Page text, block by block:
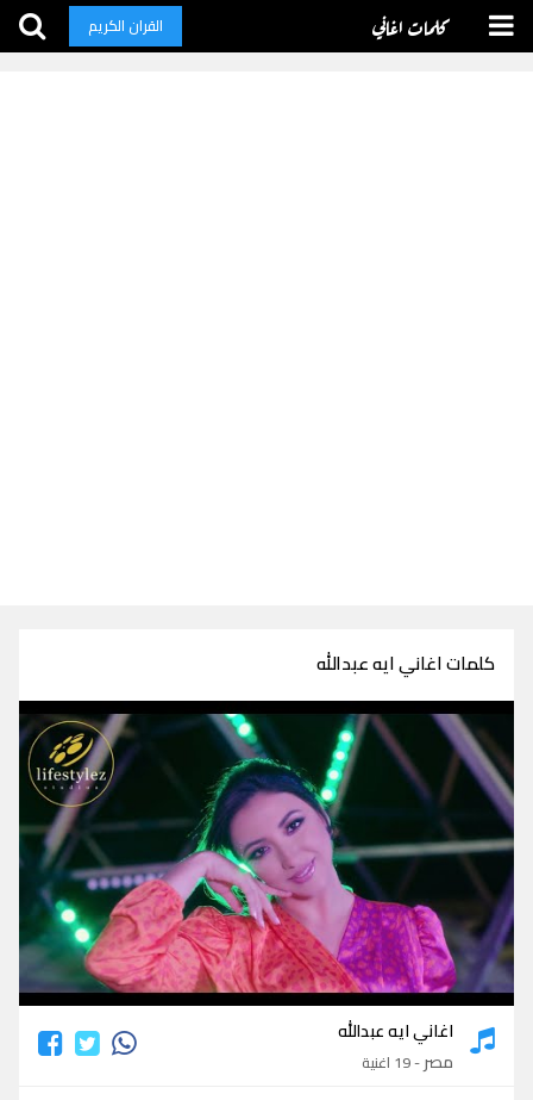
كلمات اغاني القران الكريم
كلمات اغاني ايه عبدالله
كلمات اغاني ايه عبدالله
اغاني ايه عبدالله
مصر- 19 اغنية